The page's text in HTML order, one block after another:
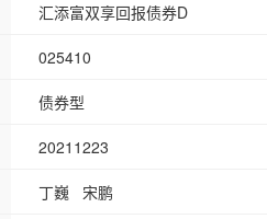
汇添富双享回报债券D
025410
债券型
20211223
丁巍 宋鹏